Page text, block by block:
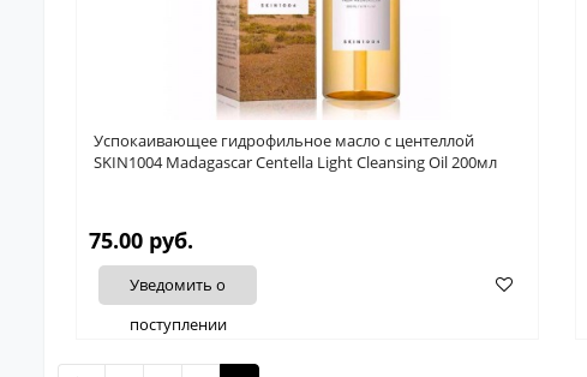
Успокаивающее гидрофильное масло с центеллой
SKIN1004 Madagascar Centella Light Cleansing Oil 200мл
75.00 руб.
Уведомить о
поступлении